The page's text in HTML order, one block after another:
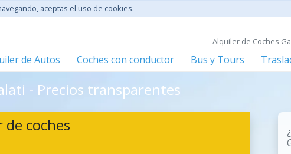
aceptas el uso de cookies.
Alquiler de Coches
de Autos Coches con conductor Bus y Tours
- Precios transparentes
coches